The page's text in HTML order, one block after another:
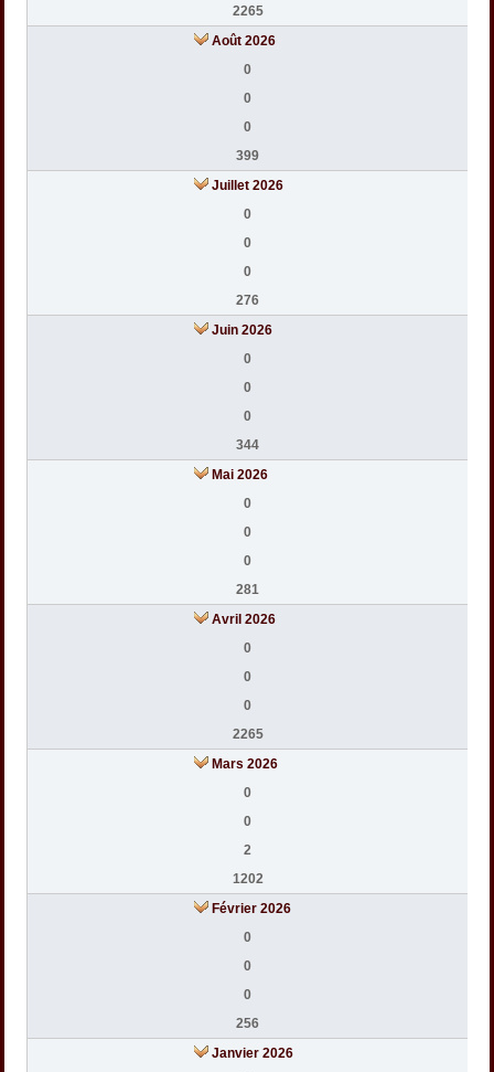
2265
Août 2026
0
0
0
399
Juillet 2026
0
0
0
276
Juin 2026
0
0
0
344
Mai 2026
0
0
0
281
Avril 2026
0
0
0
2265
Mars 2026
0
0
2
1202
Février 2026
0
0
0
256
Janvier 2026